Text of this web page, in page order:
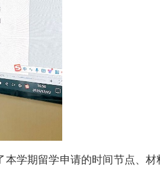
学期留学申请的时间节点、材